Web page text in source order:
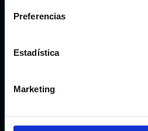
Preferencias
Estadística
Marketing
CLOUD PC Y OFFICE
Microsoft 365 Pymes/Enterprise